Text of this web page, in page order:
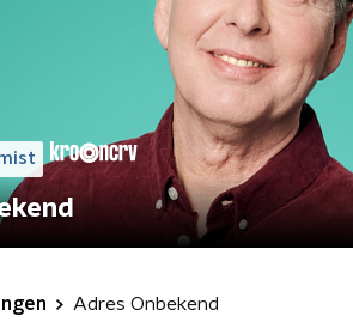
Adres Onbekend